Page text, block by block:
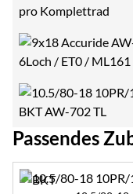
Passendes
Zubehör